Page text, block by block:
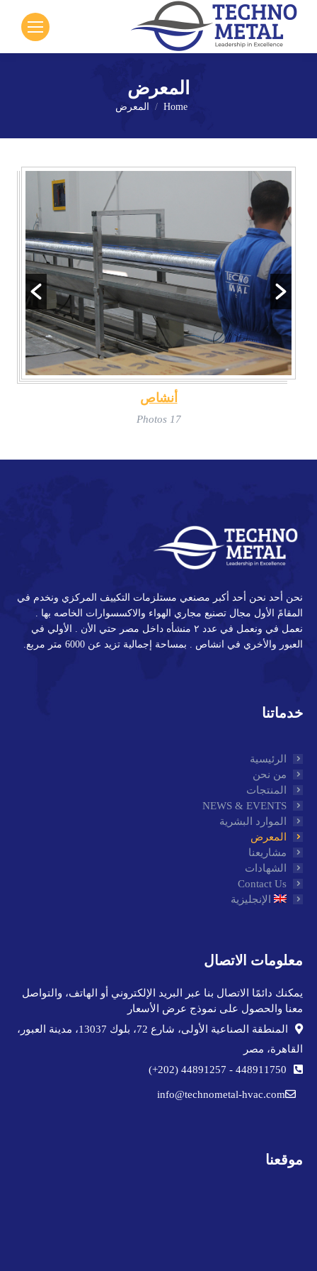
المعرض
You are here:
Home المعرض
أنشاص
17 Photos
نحن أحد نحن أحد أكبر مصنعي مستلزمات التكييف المركزي ونخدم في
المقامً الأول مجال تصنيع مجاري الهواء والاكسسوارات الخاصه بها .
نعمل في ونعمل في عدد ٢ منشأه داخل مصر حتي الأن . الأولي في
العبور والأخري في انشاص . بمساحة إجمالية تزيد عن 6000 متر مربع.
خدماتنا
الرئيسية
من نحن
المنتجات
NEWS & EVENTS
الموارد البشرية
المعرض
مشاريعنا
الشهادات
Contact Us
الإنجليزية
معلومات الاتصال
يمكنك دائمًا الاتصال بنا عبر البريد الإلكتروني أو الهاتف، والتواصل
معنا والحصول على نموذج عرض الأسعار
المنطقة الصناعية الأولى، شارع 72، بلوك 13037، مدينة العبور،
القاهرة، مصر
448911750
-
44891257 (202+)
info@technometal-hvac.com
موقعنا